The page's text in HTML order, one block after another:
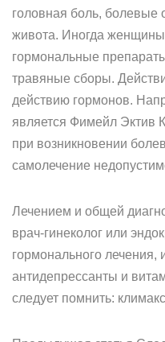
головная боль, болевые
живота. Иногда
гормональные
травяные сборы.
действию гормонов.
является Фимейл Эктив
при возникновении
самолечение
Лечением и общей
врач-гинеколог или
гормонального лечения,
антидепрессанты и
следует помнить: